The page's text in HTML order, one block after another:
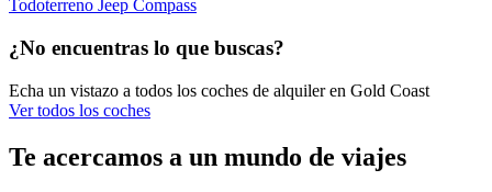
Todoterreno Jeep Compass
¿No encuentras lo que buscas?
Echa un vistazo a todos los coches de alquiler en Gold Coast
Ver todos los coches
Te acercamos a un mundo de viajes